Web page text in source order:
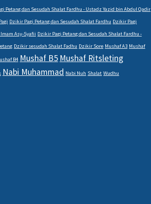
Petang dan Sesudah Shalat Fardhu - Ustadz Yazid bin Abdul Qadir
Dzikir Pagi Petang dan Sesudah Shalat Fardhu Dzikir Pagi
Asy-Syafii Dzikir Pagi Petang dan Sesudah Shalat Fardhu -
Dzikir sesudah Shalat Fadhu Dzikir Sore Mushaf A3 Mushaf
B4 Mushaf B5 Mushaf Ritsleting
Nabi Muhammad Nabi Nuh Shalat Wudhu